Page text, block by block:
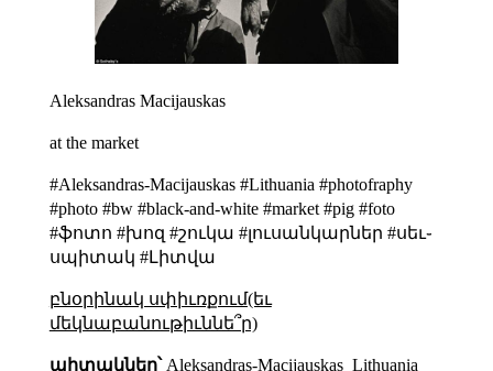
Aleksandras Macijauskas
at the market
#Aleksandras-Macijauskas #Lithuania #photofraphy
#photo #bw #black-and-white #market #pig #foto
#ֆոտո #խոզ #շուկա #լուսանկարներ #սեւ֊
սպիտակ #Լիտվա
բնօրինակ սփիւռքում(եւ
մեկնաբանութիւննե՞ր)
պիտակներ՝ Aleksandras-Macijauskas Lithuania